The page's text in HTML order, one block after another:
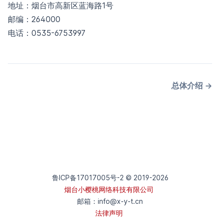
地址：烟台市高新区蓝海路1号
邮编：264000
电话：0535-6753997
总体介绍 →
鲁ICP备17017005号-2 © 2019-2026
烟台小樱桃网络科技有限公司
邮箱： info@x-y-t.cn
法律声明